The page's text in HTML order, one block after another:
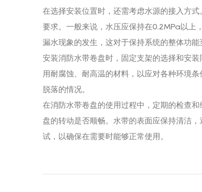
在选择安装位置时，还需考虑水源的接入方
要求。一般来说，水压应保持在0.2MPa以上
漏水现象的发生，这对于保持系统的整体功能
安装消防水带卷盘时，固定支架的选择和安
用耐腐蚀、耐高温的材料，以应对各种环境
脱落的情况。
在消防水带卷盘的使用过程中，定期的检查
盘的转动是否顺畅。水带的表面应保持清洁
试，以确保在需要时能够正常使用。